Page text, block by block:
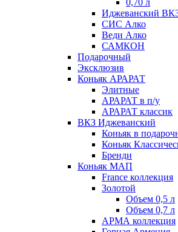
0,70 л
Иджеванский
СИС Алко
Веди Алко
САМКОН
Подарочный
Эксклюзив
Коньяк АРАРАТ
Элитные
АРАРАТ в п/у
АРАРАТ классик
ВКЗ Иджеванский
Коньяк в
Коньяк
Бренди
Коньяк МАП
France коллекция
Золотой
Объем 0,5 л
Объем 0,7 л
АРМА коллекция